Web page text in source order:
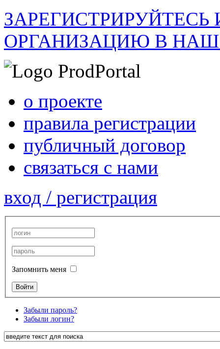
ОРГАНИЗАЦИЮ В НАШ
о проекте
правила регистрации
публичный договор
связаться с нами
вход / регистрация
Запомнить меня
Забыли пароль?
Забыли логин?